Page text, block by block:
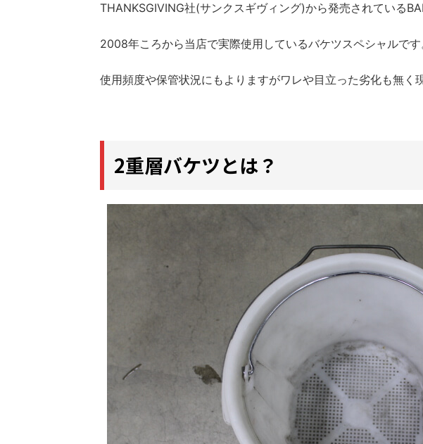
THANKSGIVING社(サンクスギヴィング)から発売されている
2008年ころから当店で実際使用しているバケツスペシャルです
使用頻度や保管状況にもよりますがワレや目立った劣化も無く
2重層バケツとは？